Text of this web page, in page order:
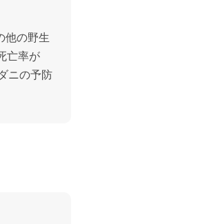
他の野生
亡率が
ニの予防